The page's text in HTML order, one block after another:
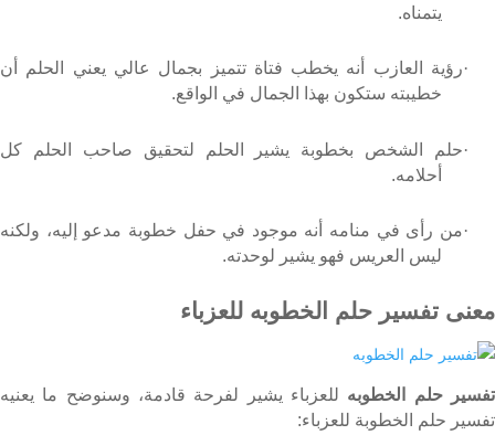
يتمناه.
·رؤية العازب أنه يخطب فتاة تتميز بجمال عالي يعني الحلم أن
خطيبته ستكون بهذا الجمال في الواقع.
·حلم الشخص بخطوبة يشير الحلم لتحقيق صاحب الحلم كل
أحلامه.
·من رأى في منامه أنه موجود في حفل خطوبة مدعو إليه، ولكنه
ليس العريس فهو يشير لوحدته.
معنى تفسير حلم الخطوبه للعزباء
تفسير حلم الخطوبه للعزباء يشير لفرحة قادمة، وسنوضح ما يعنيه
تفسير حلم الخطوبة للعزباء: